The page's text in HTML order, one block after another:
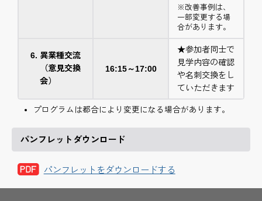
※改善事例は、
一部変更する場
合があります。
異業種交流
（意見交換
会）
16:15～17:00
★参加者同士で
見学内容の確認
や名刺交換をし
ていただきます
プログラムは都合により変更になる場合があります。
パンフレットダウンロード
パンフレットをダウンロードする